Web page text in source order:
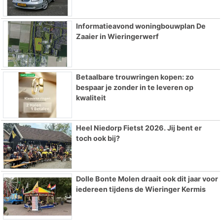
Informatieavond woningbouwplan De
Zaaier in Wieringerwerf
Betaalbare trouwringen kopen: zo
bespaar je zonder in te leveren op
kwaliteit
Heel Niedorp Fietst 2026. Jij bent er
toch ook bij?
Dolle Bonte Molen draait ook dit jaar voor
iedereen tijdens de Wieringer Kermis